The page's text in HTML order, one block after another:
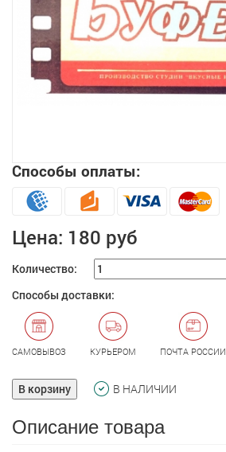
Способы оплаты:
Цена: 180 руб
Количество:
Способы доставки:
САМОВЫВОЗ КУРЬЕРОМ ПОЧТА РОССИИ
В корзину В НАЛИЧИИ
Описание товара